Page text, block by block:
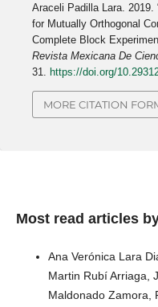
Araceli Padilla Lara.
for Mutually Orthogonal
Complete Block
Revista Mexicana De
31.
https://doi.org/
MORE CITATION
Most read articles
Ana Verónica Lara
Martin Rubí Arriaga,
Maldonado Zamora,